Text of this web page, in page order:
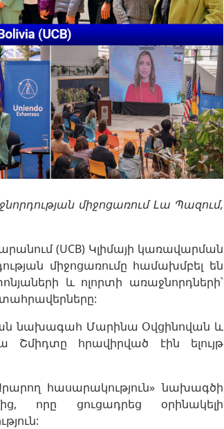
միջոցառում Լա Պազում,
(UCB) Կլիմայի կառավարման
միջոցառումը համախմբել են
և ոլորտի առաջնորդների՝
նախագահ Մարինա Օվցինովան և
հրավիրված էին ելույթ
հասարակություն» նախագծի
որը ցուցադրեց օրինակելի